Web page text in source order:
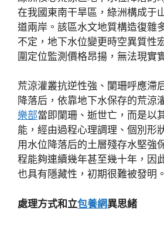
在我國東南干旱區，綠洲構成于
道兩岸。該區水文地質構造復雜
不定，地下水位變更時空異質性
圍定位監測價格昂揚，無法現實
荒涼灌叢抗逆性強、闌珊呼應滯
降落后，依靠地下水保存的荒涼
樂部當即闌珊、逝世亡，而是以
能，經由過程心理調理、個別形
用水位降落后的土層殘存水堅強
程能夠連續幾年甚至幾十年，因
也具有隱藏性，初期很難被發明。
處理方式和立包養網異思緒